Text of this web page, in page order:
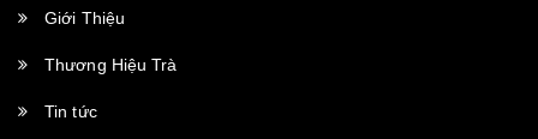
Giới Thiệu
Thương Hiệu Trà
Tin tức